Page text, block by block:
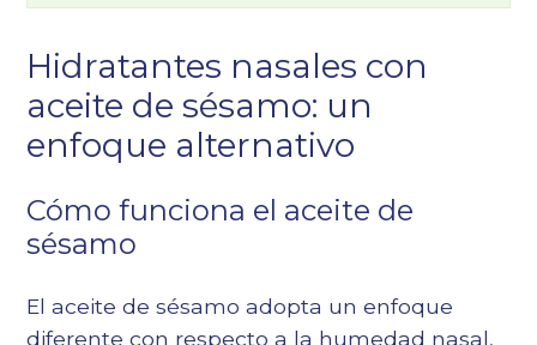
Hidratantes nasales con
aceite de sésamo: un
enfoque alternativo
Cómo funciona el aceite de
sésamo
El aceite de sésamo adopta un enfoque
diferente con respecto a la humedad nasal,